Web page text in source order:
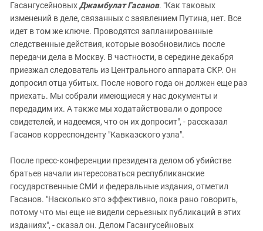
ГасангусейновыхДжамбулат Гасанов. "Как таковых
изменений в деле, связанных с заявлением Путина, нет. Все
идет в том же ключе. Проводятся запланированные
следственные действия, которые возобновились после
передачи дела в Москву. В частности, в середине декабря
приезжал следователь из Центрального аппарата СКР. Он
допросил отца убитых. После нового года он должен еще раз
приехать. Мы собрали имеющиеся у нас документы и
передадим их. А также мы ходатайствовали о допросе
свидетелей, и надеемся, что он их допросит", - рассказал
Гасанов корреспонденту "Кавказского узла".
После пресс-конференции президента делом об убийстве
братьев начали интересоваться республиканские
государственные СМИ и федеральные издания, отметил
Гасанов. "Насколько это эффективно, пока рано говорить,
потому что мы еще не видели серьезных публикаций в этих
изданиях", - сказал он. Делом Гасангусейновых